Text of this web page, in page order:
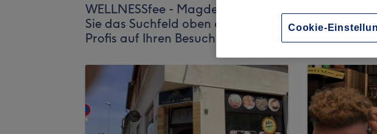
WELLNESSfee - Magdeburg Inh. Robert Jauer
Sie das Suchfeld oben auf der Seite, um
Profis auf Ihren Besuch.
Cookie-